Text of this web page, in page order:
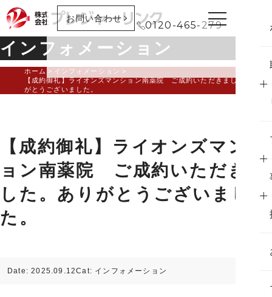
お問い合わせ
0120-465-279
インフォメーション
ホーム
インフォメーション
【成約御礼】ライオンズマンション南薬院 ご成約いただきました。あり
がとうございました。
【成約御礼】ライオンズマンシ
ョン南薬院 ご成約いただきま
した。ありがとうございまし
た。
Date: 2025.09.12Cat: インフォメーション